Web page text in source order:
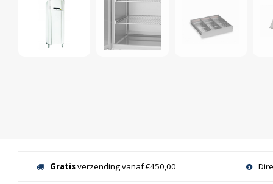
Gratisverzending vanaf €450,00